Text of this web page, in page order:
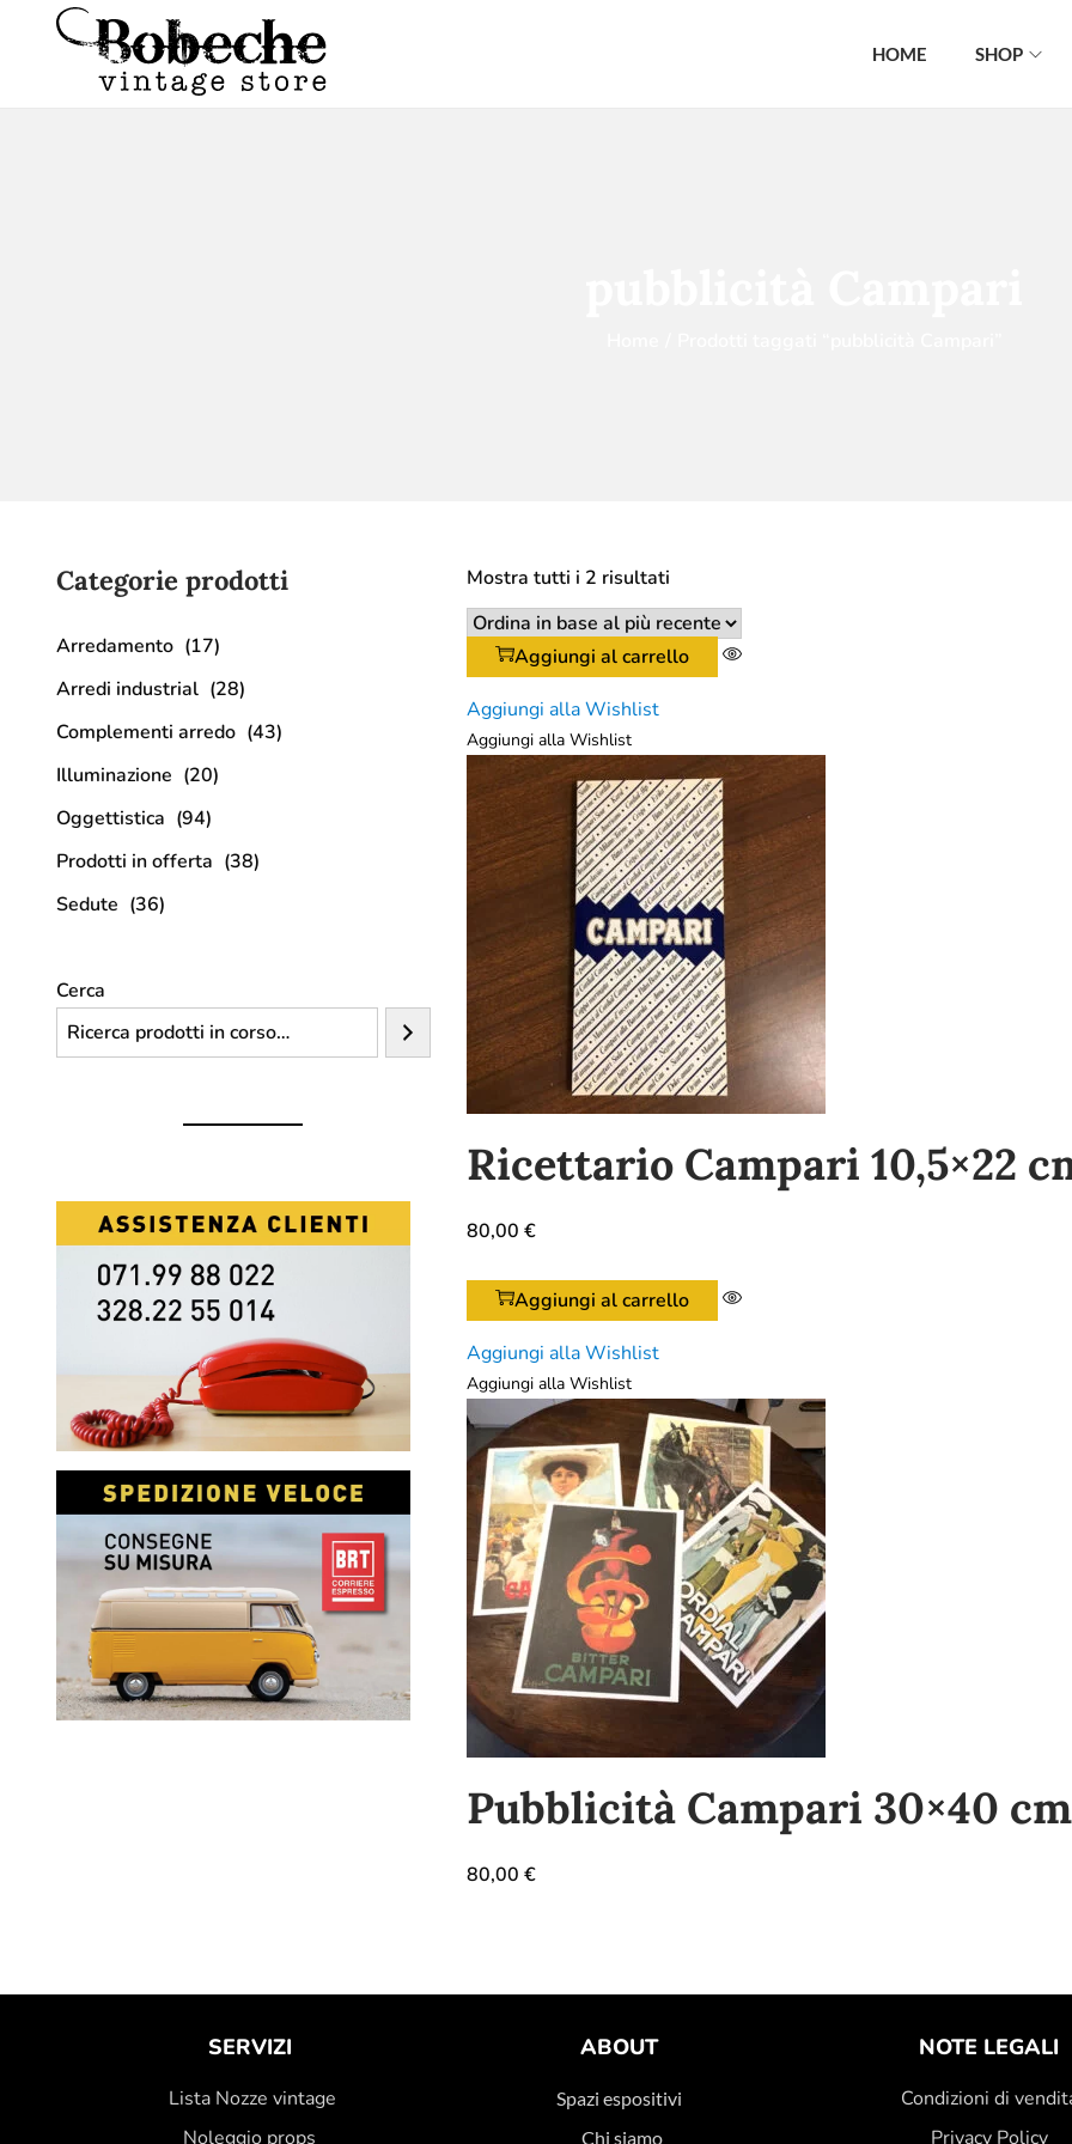
HOME SHOP
Mostra tutti i 2 risultati
Aggiungi al carrello
Aggiungi alla Wishlist
Aggiungi alla Wishlist
Ricettario Campari 10,5×22
80,00 €
Aggiungi al carrello
Aggiungi alla Wishlist
Aggiungi alla Wishlist
Pubblicità Campari 30×40
80,00 €
Categorie prodotti
Arredamento (17)
Arredi industrial (28)
Complementi arredo (43)
Illuminazione (20)
Oggettistica (94)
Prodotti in offerta (38)
Sedute (36)
Cerca
SERVIZI
Lista Nozze vintage
Noleggio props
ABOUT
Spazi espositivi
Chi siamo
NOTE LEGALI
Condizioni di
Privacy Policy